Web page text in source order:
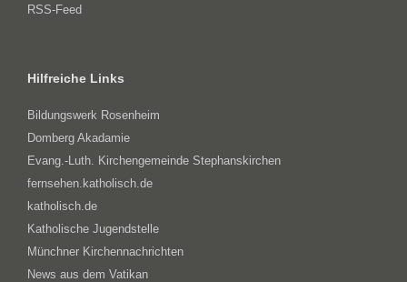
RSS-Feed
Hilfreiche Links
Bildungswerk Rosenheim
Domberg Akadamie
Evang.-Luth. Kirchengemeinde Stephanskirchen
fernsehen.katholisch.de
katholisch.de
Katholische Jugendstelle
Münchner Kirchennachrichten
News aus dem Vatikan